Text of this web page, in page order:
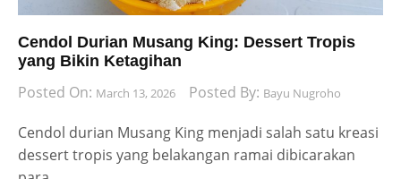
Cendol Durian Musang King: Dessert Tropis
yang Bikin Ketagihan
Posted On: March 13, 2026 Posted By: Bayu Nugroho
Cendol durian Musang King menjadi salah satu kreasi
dessert tropis yang belakangan ramai dibicarakan